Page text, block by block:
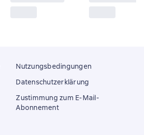
Nutzungsbedingungen
Datenschutzerklärung
Zustimmung zum E-Mail-
Abonnement